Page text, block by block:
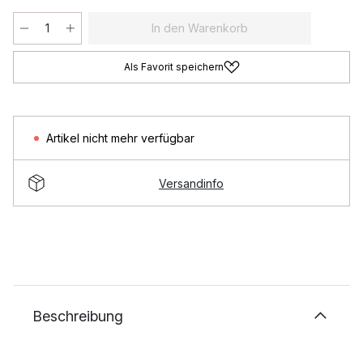
In den Warenkorb
Als Favorit speichern
Artikel nicht mehr verfügbar
Versandinfo
Beschreibung